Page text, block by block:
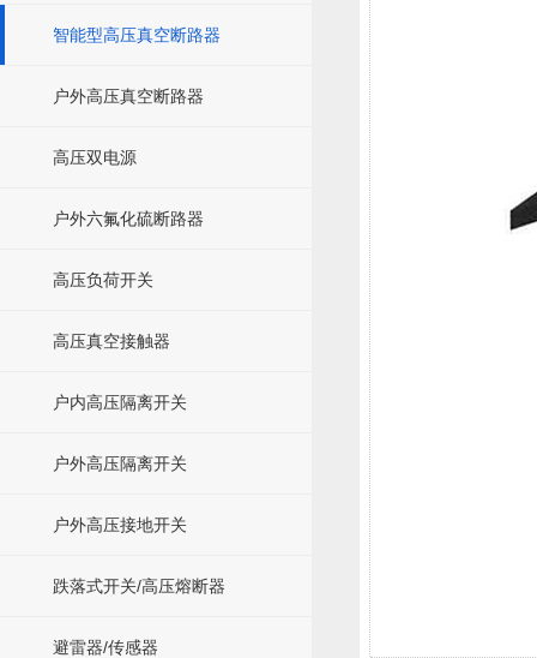
智能型高压真空断路器
户外高压真空断路器
高压双电源
户外六氟化硫断路器
高压负荷开关
高压真空接触器
户内高压隔离开关
户外高压隔离开关
户外高压接地开关
跌落式开关/高压熔断器
避雷器/传感器